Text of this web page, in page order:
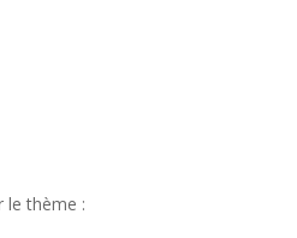
le thème :